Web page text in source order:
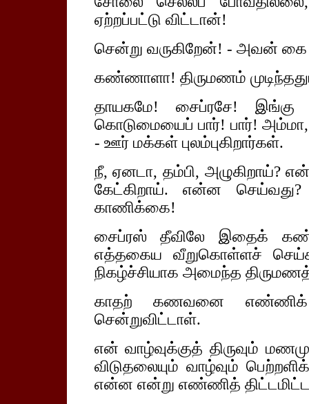
ஏற்றப்பட்டு விட்டான்!
சென்று வருகிறேன்! - அவன் கை
கண்ணாளா! திருமணம்
தாயகமே! சைப்ரசே! இங்கு
கொடுமையைப் பார்! பார்!
- ஊர் மக்கள் புலம்புகிறார்கள்.
நீ, ஏனடா, தம்பி, அழுகிறாய்?
கேட்கிறாய். என்ன
காணிக்கை!
சைப்ரஸ் தீவிலே இதைக்
எத்தகைய வீறுகொள்ளச்
நிகழ்ச்சியாக அமைந்த
காதற் கணவனை எண்ணிக்
சென்றுவிட்டாள்.
என் வாழ்வுக்குத் திருவும்
விடுதலையும் வாழ்வும்
என்ன என்று எண்ணித்